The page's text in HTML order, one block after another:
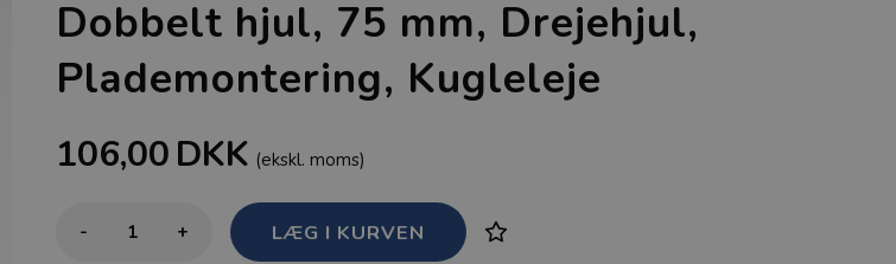
Dobbelt hjul, 75 mm, Drejehjul,
Plademontering, Kugleleje
106,00DKK (ekskl. moms)
- +